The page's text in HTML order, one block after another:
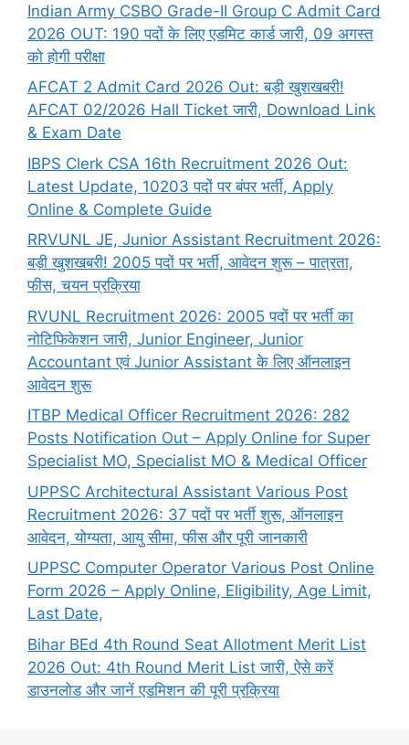
Indian Army CSBO Grade-II Group C Admit Card
2026 OUT: 190 पदों के लिए एडमिट कार्ड जारी, 09 अगस्त
को होगी परीक्षा
AFCAT 2 Admit Card 2026 Out: बड़ी खुशखबरी!
AFCAT 02/2026 Hall Ticket जारी, Download Link
& Exam Date
IBPS Clerk CSA 16th Recruitment 2026 Out:
Latest Update, 10203 पदों पर बंपर भर्ती, Apply
Online & Complete Guide
RRVUNL JE, Junior Assistant Recruitment 2026:
बड़ी खुशखबरी! 2005 पदों पर भर्ती, आवेदन शुरू – पात्रता,
फीस, चयन प्रक्रिया
RVUNL Recruitment 2026: 2005 पदों पर भर्ती का
नोटिफिकेशन जारी, Junior Engineer, Junior
Accountant एवं Junior Assistant के लिए ऑनलाइन
आवेदन शुरू
ITBP Medical Officer Recruitment 2026: 282
Posts Notification Out – Apply Online for Super
Specialist MO, Specialist MO & Medical Officer
UPPSC Architectural Assistant Various Post
Recruitment 2026: 37 पदों पर भर्ती शुरू, ऑनलाइन
आवेदन, योग्यता, आयु सीमा, फीस और पूरी जानकारी
UPPSC Computer Operator Various Post Online
Form 2026 – Apply Online, Eligibility, Age Limit,
Last Date,
Bihar BEd 4th Round Seat Allotment Merit List
2026 Out: 4th Round Merit List जारी, ऐसे करें
डाउनलोड और जानें एडमिशन की पूरी प्रक्रिया